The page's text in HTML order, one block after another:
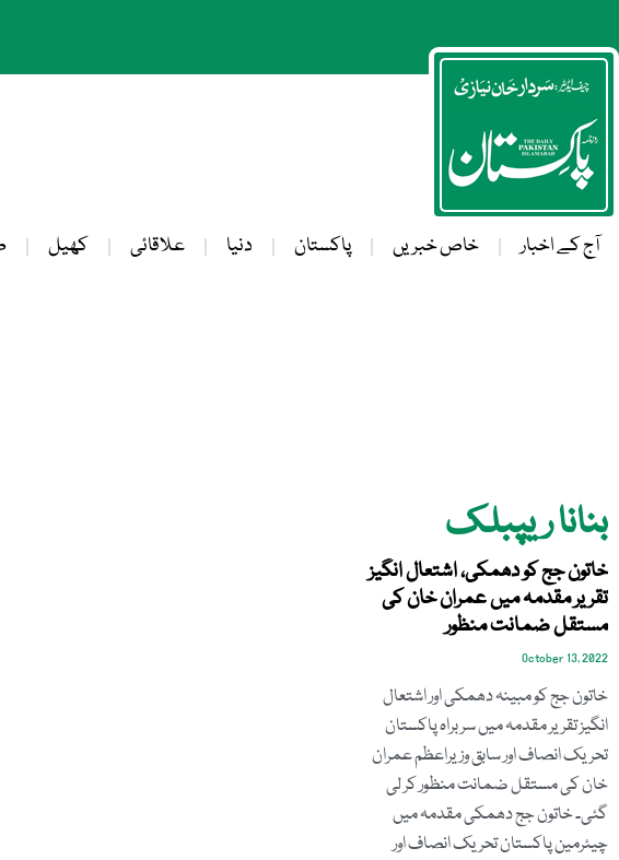
آج کے اخبار خاص خبریں پاکستان دنیا علاقائی کھیل
بنانا ریپبلک
خاتون جج کو دھمکی، اشتعال انگیز
تقریر مقدمہ میں عمران خان کی
مستقل ضمانت منظور
October 13, 2022
خاتون جج کو مبینہ دھمکی اور اشتعال
انگیز تقریر مقدمہ میں سربراہ پاکستان
تحریک انصاف اور سابق وزیراعظم عمران
خان کی مستقل ضمانت منظور کر لی
گئی۔ خاتون جج دھمکی مقدمہ میں
چیئرمین پاکستان تحریک انصاف اور